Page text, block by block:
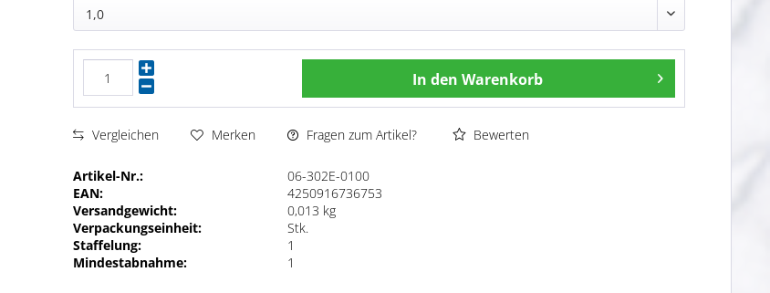
1,0
In den Warenkorb
Vergleichen Merken Fragen zum Artikel? Bewerten
Artikel-Nr.:
06-302E-0100
EAN:
4250916736753
Versandgewicht:
0,013 kg
Verpackungseinheit:
Stk.
Staffelung:
1
Mindestabnahme:
1